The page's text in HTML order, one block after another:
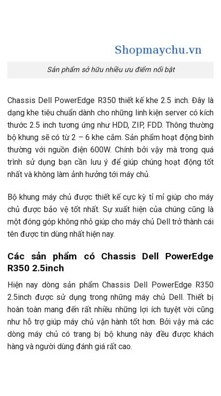
Sản phẩm sở hữu nhiều ưu điểm nổi bật
Chassis Dell PowerEdge R350 thiết kế khe 2.5 inch. Đây là
dạng khe tiêu chuẩn dành cho những linh kiện server có kích
thước 2.5 inch tương ứng như HDD, ZIP, FDD. Thông thường
bộ khung sẽ có từ 2 – 6 khe cắm. Sản phẩm hoạt động bình
thường với nguồn điện 600W. Chính bởi vậy mà trong quá
trình sử dụng bạn cần lưu ý để giúp chúng hoạt động tốt
nhất và không làm ảnh hưởng tới máy chủ.
Bộ khung máy chủ được thiết kế cực kỳ tỉ mỉ giúp cho máy
chủ được bảo vệ tốt nhất. Sự xuất hiện của chúng cũng là
một đóng góp không nhỏ giúp cho máy chủ Dell trở thành cái
tên được tin dùng nhất hiện nay.
Các sản phẩm có Chassis Dell PowerEdge
R350 2.5inch
Hiện nay dòng sản phẩm Chassis Dell PowerEdge R350
2.5inch được sử dụng trong những máy chủ Dell. Thiết bị
hoàn toàn mang đến rất nhiều những lợi ích tuyệt vời cũng
như hỗ trợ giúp máy chủ vận hành tốt hơn. Bởi vậy mà các
dòng máy chủ có trang bị bộ khung này đều được khách
hàng và người dùng đánh giá rất cao.